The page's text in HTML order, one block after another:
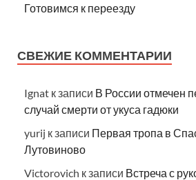
Готовимся к переезду
СВЕЖИЕ КОММЕНТАРИИ
Ignat к записи В России отмечен
случай смерти от укуса гадюки
yurij к записи Первая тропа в
Лутовиново
Victorovich к записи Встреча с